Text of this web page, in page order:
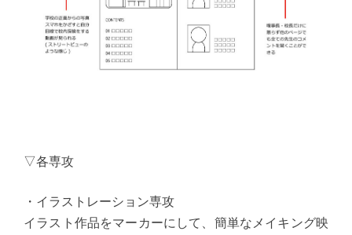
▽各専攻
・イラストレーション専攻
イラスト作品をマーカーにして、簡単なメイキング映